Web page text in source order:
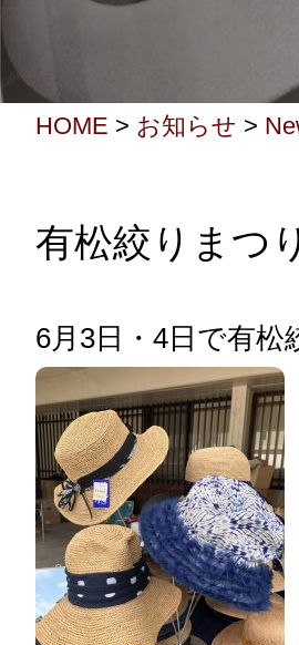
HOME > お知らせ >
有松絞りまつ
6月3日・4日で有